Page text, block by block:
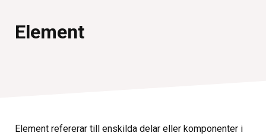
Element
Element refererar till enskilda delar eller komponenter i